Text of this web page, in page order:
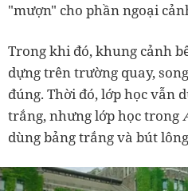
"mượn" cho phần ngoại
Trong khi đó, khung cảnh
dựng trên trường quay,
đúng. Thời đó, lớp học vẫn
trắng, nhưng lớp học trong
dùng bảng trắng và bút